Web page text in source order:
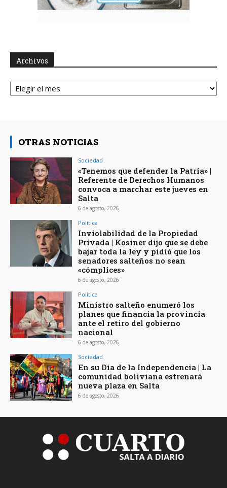
Archivos
Archivos
OTRAS NOTICIAS
Sociedad
«Tenemos que defender la Patria» |
Referente de Derechos Humanos
convoca a marchar este jueves en
Salta
6 de agosto, 2026
Política
Inviolabilidad de la Propiedad
Privada | Kosiner dijo que se debe
bajar toda la ley y pidió que los
senadores salteños no sean
«cómplices»
6 de agosto, 2026
Política
Ministro salteño enumeró los
planes que financia la provincia
ante el retiro del gobierno
nacional
6 de agosto, 2026
Sociedad
En su Día de la Independencia | La
comunidad boliviana estrenará
nueva plaza en Salta
6 de agosto, 2026